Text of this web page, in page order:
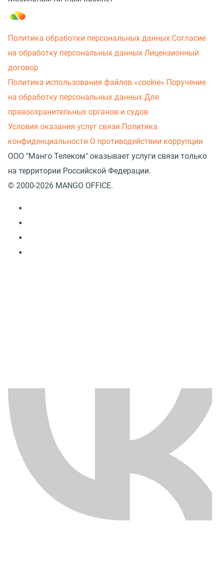
Политика обработки персональных данных Согласие
на обработку персональных данных Лицензионный
договор
Политика использования файлов «cookie» Поручение
на обработку персональных данных Для
правоохранительных органов и судов
Условия оказания услуг связи Политика
конфиденциальности О противодействии коррупции
ООО "Манго Телеком" оказывает услуги связи только
на территории Российской Федерации.
© 2000-2026 MANGO OFFICE.